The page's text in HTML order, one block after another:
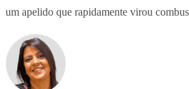
um apelido que rapidamente virou